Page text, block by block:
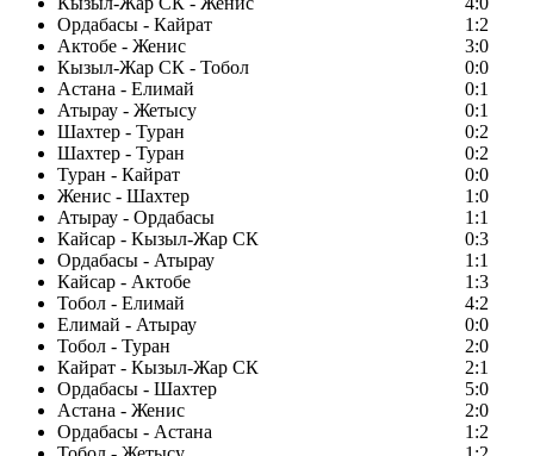
Ордабасы - Кайрат
1:2
Актобе - Женис
3:0
Кызыл-Жар СК - Тобол
0:0
Астана - Елимай
0:1
Атырау - Жетысу
0:1
Шахтер - Туран
0:2
Шахтер - Туран
0:2
Туран - Кайрат
0:0
Женис - Шахтер
1:0
Атырау - Ордабасы
1:1
Кайсар - Кызыл-Жар СК
0:3
Ордабасы - Атырау
1:1
Кайсар - Актобе
1:3
Тобол - Елимай
4:2
Елимай - Атырау
0:0
Тобол - Туран
2:0
Кайрат - Кызыл-Жар СК
2:1
Ордабасы - Шахтер
5:0
Астана - Женис
2:0
Ордабасы - Астана
1:2